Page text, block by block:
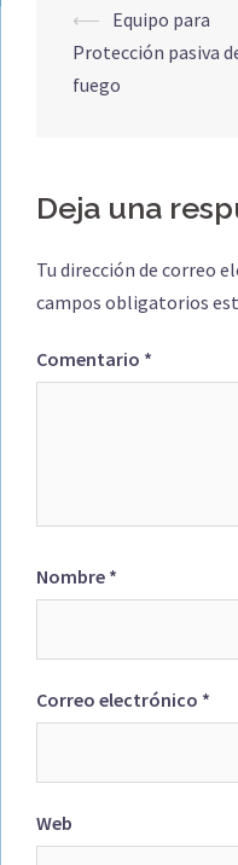
Navegación
de
entradas
⟵ Equipo para
Protección pasiva
fuego
Deja una
Tu dirección de correo
campos obligatorios
Comentario *
Nombre *
Correo electrónico *
Web